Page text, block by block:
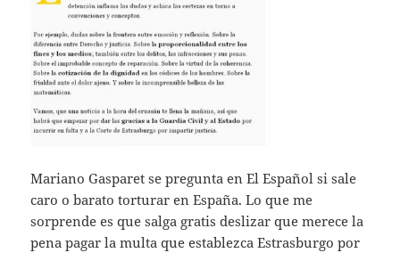
Mariano Gasparet se pregunta en El Español si sale
caro o barato torturar en España. Lo que me
sorprende es que salga gratis deslizar que merece la
pena pagar la multa que establezca Estrasburgo por